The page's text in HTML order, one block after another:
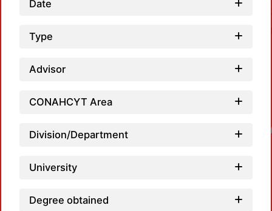
Date
Type
Advisor
CONAHCYT Area
Division/Department
University
Degree obtained